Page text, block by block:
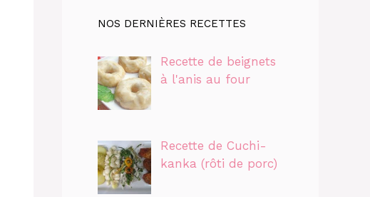
NOS DERNIÈRES RECETTES
Recette de beignets
à l'anis au four
Recette de Cuchi-
kanka (rôti de porc)